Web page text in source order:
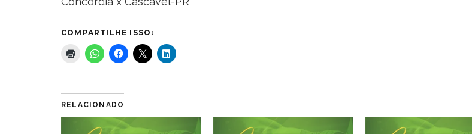
COMPARTILHE ISSO:
RELACIONADO